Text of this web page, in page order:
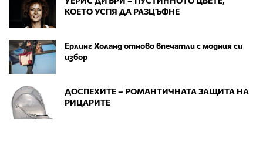
КОЕТО УСПЯ ДА РАЗЦЪФНЕ
Ерлинг Холанд отново впечатли с модния си
избор
ДОСПЕХИТЕ – РОМАНТИЧНАТА ЗАЩИТА НА
РИЦАРИТЕ